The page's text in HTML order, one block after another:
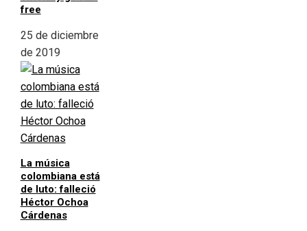
free
25 de diciembre
de 2019
La música
colombiana está
de luto: falleció
Héctor Ochoa
Cárdenas